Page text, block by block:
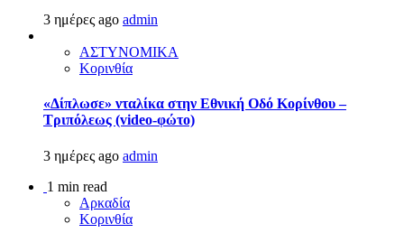
3 ημέρες ago admin
ΑΣΤΥΝΟΜΙΚΑ
Κορινθία
«Δίπλωσε» νταλίκα στην Εθνική Oδό Κορίνθου –
Τριπόλεως (video-φώτο)
3 ημέρες ago admin
1 min read
Αρκαδία
Κορινθία